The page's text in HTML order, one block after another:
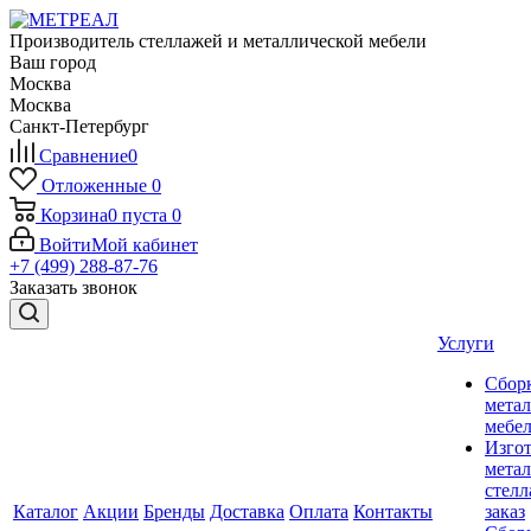
Производитель стеллажей и металлической мебели
Ваш город
Москва
Москва
Санкт-Петербург
Сравнение0
Отложенные 0
Корзина0 пуста 0
ВойтиМой кабинет
+7 (499) 288-87-76
Заказать звонок
Каталог Акции Бренды Доставка Оплата Контакты
Услуги
заказ